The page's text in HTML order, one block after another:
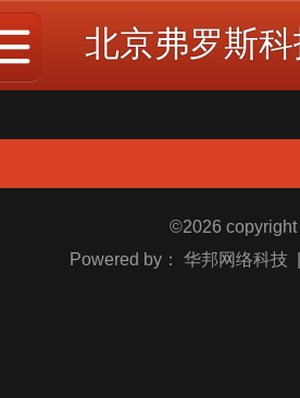
北京弗罗斯
©2026 copyright
Powered by： 华邦网络科技